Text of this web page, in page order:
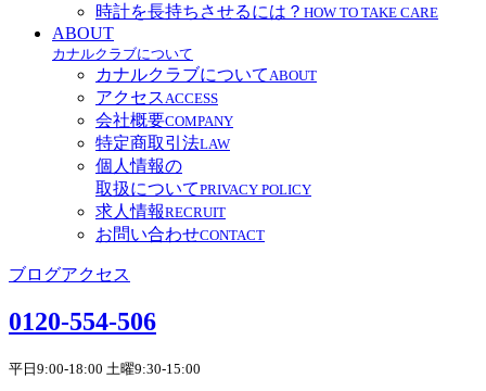
時計を長持ちさせるには？ HOW TO TAKE CARE
ABOUT
カナルクラブについて
カナルクラブについて ABOUT
アクセス ACCESS
会社概要COMPANY
特定商取引法LAW
個人情報の
取扱についてPRIVACY POLICY
求人情報RECRUIT
お問い合わせCONTACT
ブログアクセス
0120-554-506
平日9:00-18:00 土曜9:30-15:00